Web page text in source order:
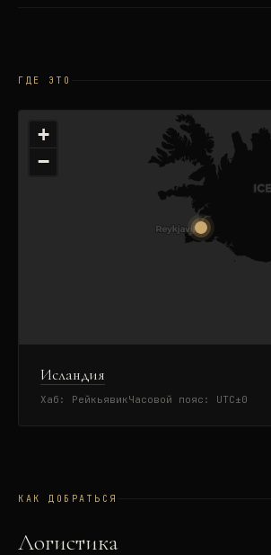
ГДЕ ЭТО
+
−
Исландия
Хаб: РейкьявикЧасовой пояс: UTC±0
КАК ДОБРАТЬСЯ
Логистика